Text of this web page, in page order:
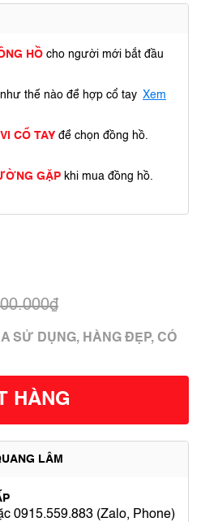
HỒ cho người mới bắt đầu
thế nào để hợp cổ tay Xem
CỔ TAY để chọn đồng hồ.
GẶP khi mua đồng hồ.
SỬ DỤNG, HÀNG ĐẸP, CÓ
HÀNG
LÂM
0915.559.883 (Zalo, Phone)